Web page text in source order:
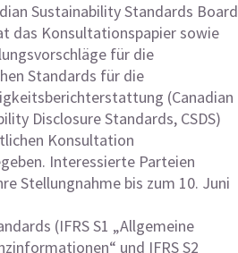
Sustainability Standards Board
das Konsultationspapier sowie
für die
Standards für die
(Canadian
Disclosure Standards, CSDS)
Konsultation
Interessierte Parteien
Stellungnahme bis zum 10. Juni
(IFRS S1 „Allgemeine
und IFRS S2